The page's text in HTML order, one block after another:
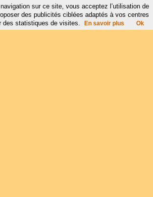
sur ce site, vous acceptez l’utilisation de
des publicités ciblées adaptés à vos centres
des statistiques de visites.
En savoir plus Ok